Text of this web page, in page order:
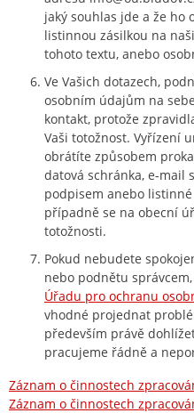
jaký souhlas jde a že ho
listinnou zásilkou na
tohoto textu, anebo
Ve Vašich dotazech,
osobním údajům na
kontakt, protože
Vaši totožnost. Vyřízení
obrátíte způsobem
datová schránka, e‑mail
podpisem anebo
případně se na obecní
totožnosti.
Pokud nebudete
nebo podnětu
Úřadu pro ochranu
vhodné projednat
především právě
pracujeme řádně a
Záznam o činnostech
Záznam o činnostech